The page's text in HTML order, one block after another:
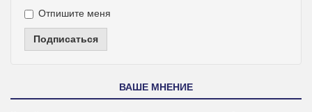
Отпишите меня
Подписаться
ВАШЕ МНЕНИЕ